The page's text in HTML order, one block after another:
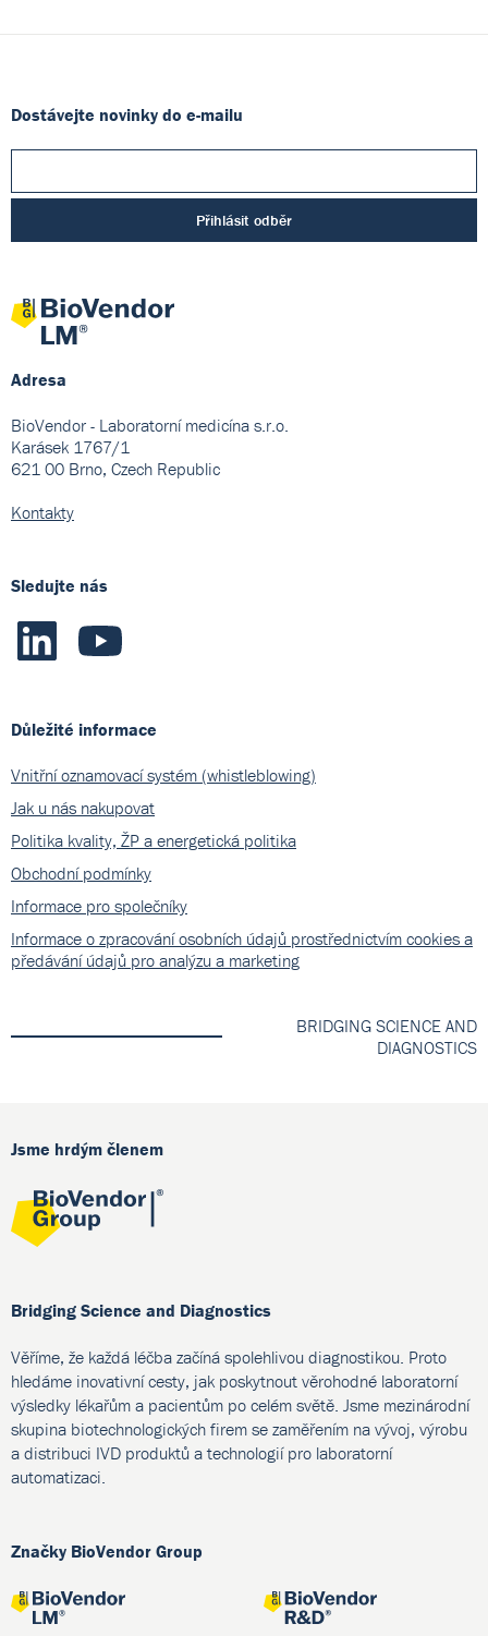
Dostávejte novinky do e-mailu
Přihlásit odběr
Adresa
BioVendor - Laboratorní medicína s.r.o.
Karásek 1767/1
621 00 Brno, Czech Republic
Kontakty
Sledujte nás
Důležité informace
Vnitřní oznamovací systém (whistleblowing)
Jak u nás nakupovat
Politika kvality, ŽP a energetická politika
Obchodní podmínky
Informace pro společníky
Informace o zpracování osobních údajů prostřednictvím cookies a
předávání údajů pro analýzu a marketing
BRIDGING SCIENCE AND
DIAGNOSTICS
Jsme hrdým členem
Bridging Science and Diagnostics
Věříme, že každá léčba začíná spolehlivou diagnostikou. Proto
hledáme inovativní cesty, jak poskytnout věrohodné laboratorní
výsledky lékařům a pacientům po celém světě. Jsme mezinárodní
skupina biotechnologických firem se zaměřením na vývoj, výrobu
a distribuci IVD produktů a technologií pro laboratorní
automatizaci.
Značky BioVendor Group